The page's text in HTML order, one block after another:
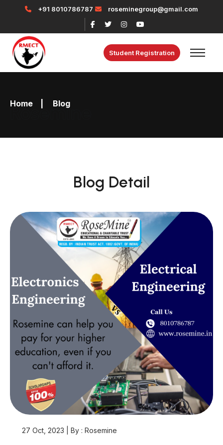
+91 8010786787 roseminegroup@gmail.com
Student Registration
Rosemine
Home Blog
Blog Detail
27 Oct, 2023 | By : Rosemine